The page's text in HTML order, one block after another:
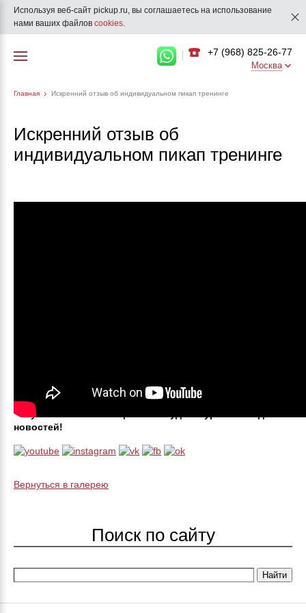
Используя веб-сайт pickup.ru, вы соглашаетесь на использование
нами ваших файлов cookies.
+7 (968) 825-26-77
Москва
Главная Искренний отзыв об индивидуальном пикап тренинге
Искренний отзыв об
индивидуальном пикап тренинге
Вступай в наши сообщества и будь в курсе последних
новостей!
Вернуться в галерею
Поиск по сайту